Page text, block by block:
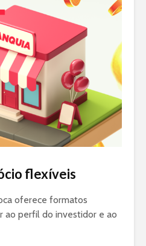
flexíveis
oferece formatos
ao perfil do investidor e ao